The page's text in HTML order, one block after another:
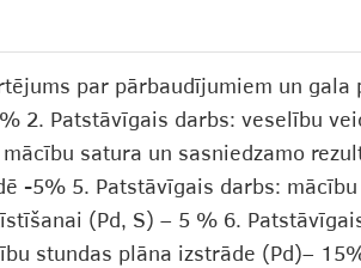
par pārbaudījumiem un
2. Patstāvīgais darbs: veselību
satura un sasniedzamo
-5% 5. Patstāvīgais darbs:
(Pd, S) – 5 % 6.
stundas plāna izstrāde (Pd)–